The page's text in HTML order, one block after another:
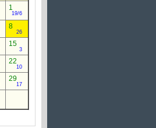
1
19/6
8
26
15
3
22
10
29
17